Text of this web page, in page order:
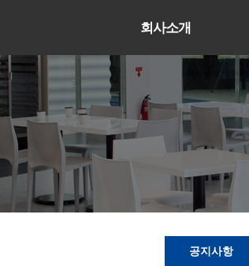
회사소개
공지사항